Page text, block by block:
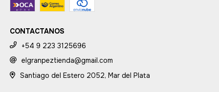
CONTACTANOS
+54 9 223 3125696
elgranpeztienda@gmail.com
Santiago del Estero 2052, Mar del Plata